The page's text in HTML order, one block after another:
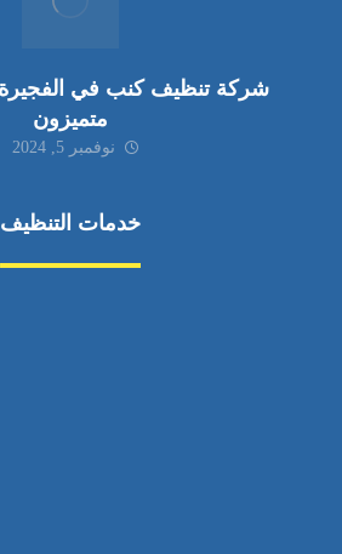
متميزون
نوفمبر 5, 2024
خدمات التنظيف